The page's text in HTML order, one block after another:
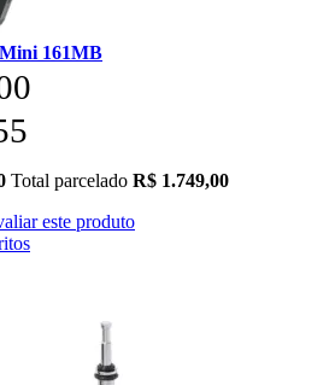
161MB
Total parcelado R$ 1.749,00
este produto